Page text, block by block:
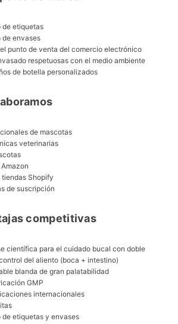
de etiquetas
de envases
punto de venta del comercio electrónico
respetuosas con el medio ambiente
de botella personalizados
de mascotas
veterinarias
Shopify
de suscripción
competitivas
científica para el cuidado bucal con doble
del aliento (boca + intestino)
blanda de gran palatabilidad
GMP
internacionales
de etiquetas y envases